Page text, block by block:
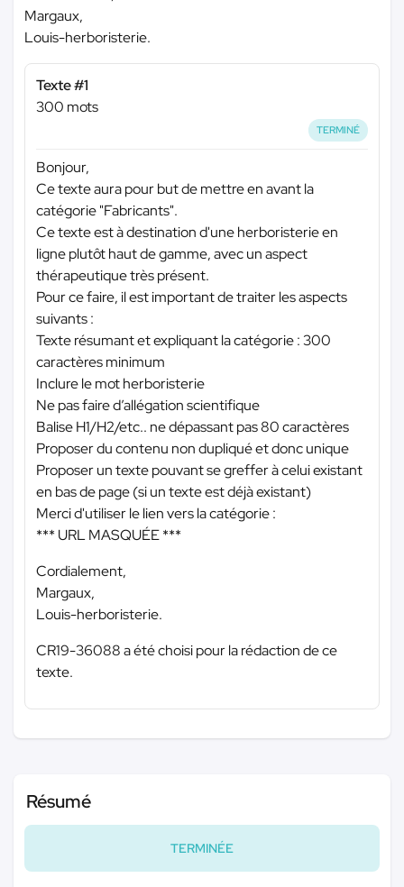
Margaux,
Louis-herboristerie.
Texte #1
300 mots
TERMINÉ
Bonjour,
Ce texte aura pour but de mettre en avant la
catégorie "Fabricants".
Ce texte est à destination d'une herboristerie en
ligne plutôt haut de gamme, avec un aspect
thérapeutique très présent.
Pour ce faire, il est important de traiter les aspects
suivants :
Texte résumant et expliquant la catégorie : 300
caractères minimum
Inclure le mot herboristerie
Ne pas faire d’allégation scientifique
Balise H1/H2/etc.. ne dépassant pas 80 caractères
Proposer du contenu non dupliqué et donc unique
Proposer un texte pouvant se greffer à celui existant
en bas de page (si un texte est déjà existant)
Merci d'utiliser le lien vers la catégorie :
*** URL MASQUÉE ***
Cordialement,
Margaux,
Louis-herboristerie.
CR19-36088 a été choisi pour la rédaction de ce
texte.
Résumé
TERMINÉE